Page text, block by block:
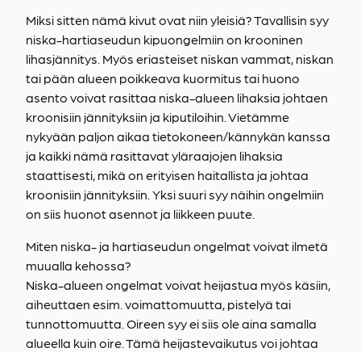
Miksi sitten nämä kivut ovat niin yleisiä? Tavallisin syy
niska-hartiaseudun kipuongelmiin on krooninen
lihasjännitys. Myös eriasteiset niskan vammat, niskan
tai pään alueen poikkeava kuormitus tai huono
asento voivat rasittaa niska-alueen lihaksia johtaen
kroonisiin jännityksiin ja kiputiloihin. Vietämme
nykyään paljon aikaa tietokoneen/kännykän kanssa
ja kaikki nämä rasittavat yläraajojen lihaksia
staattisesti, mikä on erityisen haitallista ja johtaa
kroonisiin jännityksiin. Yksi suuri syy näihin ongelmiin
on siis huonot asennot ja liikkeen puute.
Miten niska- ja hartiaseudun ongelmat voivat ilmetä
muualla kehossa?
Niska-alueen ongelmat voivat heijastua myös käsiin,
aiheuttaen esim. voimattomuutta, pistelyä tai
tunnottomuutta. Oireen syy ei siis ole aina samalla
alueella kuin oire. Tämä heijastevaikutus voi johtaa